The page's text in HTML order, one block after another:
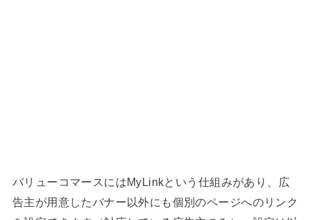
バリューコマースにはMyLinkという仕組みがあり、広
告主が用意したバナー以外にも個別のページへのリンク